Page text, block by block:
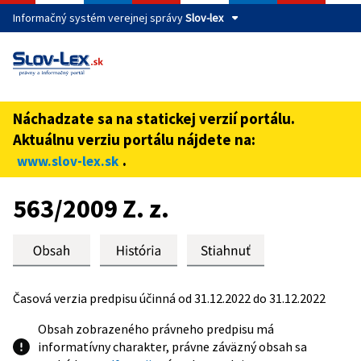
Informačný systém verejnej správySlov-lex
Táto stránka je zabezpečená
cez zabezpečenú webovú stránku verejnej správy SR.
Zabezpečená stránka vždy začína https:// pred názvom
domény webového sídla.
Náchadzate sa na statickej verzií portálu.
Aktuálnu verziu portálu nájdete na:
www.slov-lex.sk .
Preskoč na obsah
563/2009 Z. z.
Časová verzia predpisu účinná od 31.12.2022 do 31.12.2022
Obsah zobrazeného právneho predpisu má
informatívny charakter, právne záväzný obsah sa